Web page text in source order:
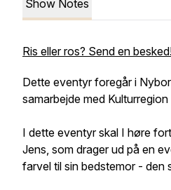
Show Notes
Ris eller ros? Send en
Dette eventyr foregår i
samarbejde med Kulturregion
I dette eventyr skal I høre
Jens, som drager ud på en
farvel til sin bedstemor - den